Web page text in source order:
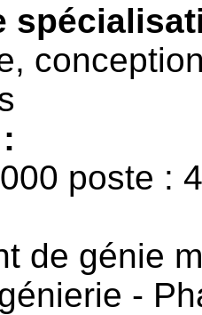
poste :
de génie
-